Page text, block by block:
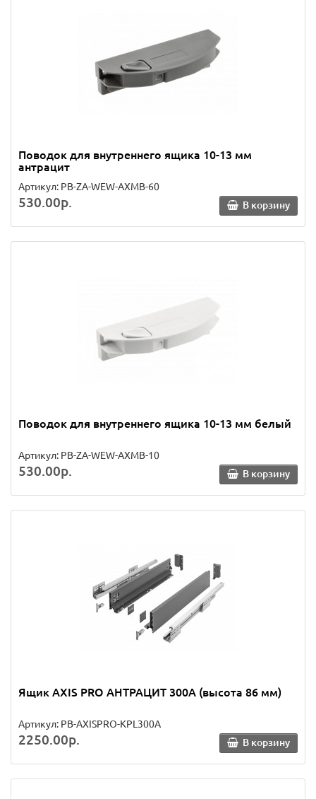
Поводок для внутреннего ящика 10-13 мм
антрацит
Артикул: PB-ZA-WEW-AXMB-60
530.00р. В корзину
Поводок для внутреннего ящика 10-13 мм белый
Артикул: PB-ZA-WEW-AXMB-10
530.00р. В корзину
Ящик AXIS PRO АНТРАЦИТ 300A (высота 86 мм)
Артикул: PB-AXISPRO-KPL300A
2250.00р. В корзину